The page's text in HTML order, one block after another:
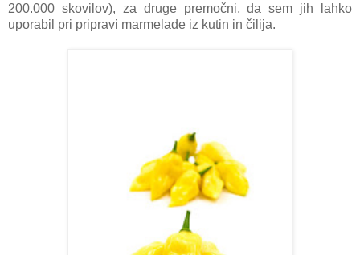
200.000 skovilov), za druge premočni, da sem jih lahko
uporabil pri pripravi marmelade iz kutin in čilija.